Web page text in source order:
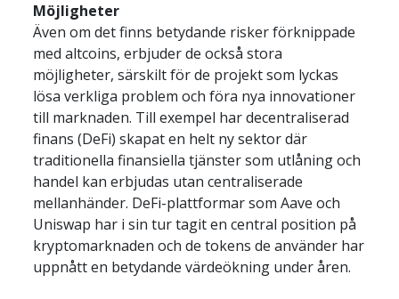
Möjligheter
Även om det finns betydande risker förknippade
med altcoins, erbjuder de också stora
möjligheter, särskilt för de projekt som lyckas
lösa verkliga problem och föra nya innovationer
till marknaden. Till exempel har decentraliserad
finans (DeFi) skapat en helt ny sektor där
traditionella finansiella tjänster som utlåning och
handel kan erbjudas utan centraliserade
mellanhänder. DeFi-plattformar som Aave och
Uniswap har i sin tur tagit en central position på
kryptomarknaden och de tokens de använder har
uppnått en betydande värdeökning under åren.